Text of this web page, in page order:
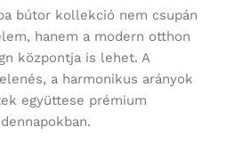
bútor kollekció nem csupán
hanem a modern otthon
központja is lehet. A
a harmonikus arányok
együttese prémium